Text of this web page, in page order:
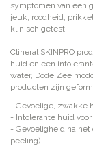
symptomen van een
jeuk, roodheid,
klinisch getest.
Clineral SKINPRO
huid en een
water, Dode Zee
producten zijn
- Gevoelige, zwakke
- Intolerante huid
- Gevoeligheid na het
peeling).